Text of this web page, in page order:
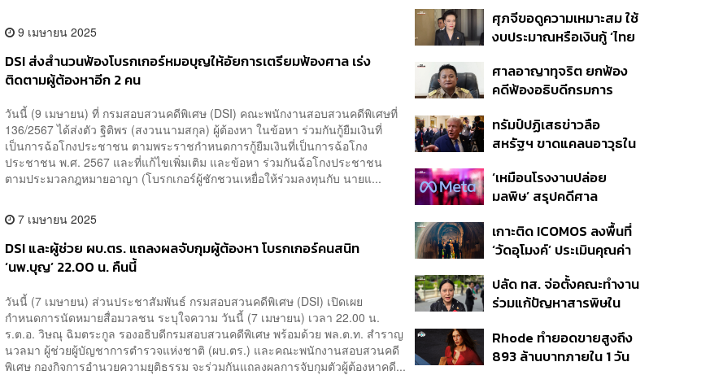
9 เมษายน 2025
DSI ส่งสำนวนฟ้องโบรกเกอร์หมอบุญให้อัยการเตรียมฟ้องศาล เร่ง
ติดตามผู้ต้องหาอีก 2 คน
วันนี้ (9 เมษายน) ที่ กรมสอบสวนคดีพิเศษ (DSI) คณะพนักงานสอบสวนคดีพิเศษที่
136/2567 ได้ส่งตัว ฐิติพร (สงวนนามสกุล) ผู้ต้องหา ในข้อหา ร่วมกันกู้ยืมเงินที่
เป็นการฉ้อโกงประชาชน ตามพระราชกำหนดการกู้ยืมเงินที่เป็นการฉ้อโกง
ประชาชน พ.ศ. 2567 และที่แก้ไขเพิ่มเติม และข้อหา ร่วมกันฉ้อโกงประชาชน
ตามประมวลกฎหมายอาญา (โบรกเกอร์ผู้ชักชวนเหยื่อให้ร่วมลงทุนกับ นายแ...
7 เมษายน 2025
DSI และผู้ช่วย ผบ.ตร. แถลงผลจับกุมผู้ต้องหา โบรกเกอร์คนสนิท
‘นพ.บุญ’ 22.00 น. คืนนี้
วันนี้ (7 เมษายน) ส่วนประชาสัมพันธ์ กรมสอบสวนคดีพิเศษ (DSI) เปิดเผย
กำหนดการนัดหมายสื่อมวลชน ระบุใจความ วันนี้ (7 เมษายน) เวลา 22.00 น.
ร.ต.อ. วิษณุ ฉิมตระกูล รองอธิบดีกรมสอบสวนคดีพิเศษ พร้อมด้วย พล.ต.ท. สำราญ
นวลมา ผู้ช่วยผู้บัญชาการตำรวจแห่งชาติ (ผบ.ตร.) และคณะพนักงานสอบสวนคดี
พิเศษ กองกิจการอำนวยความยุติธรรม จะร่วมกันแถลงผลการจับกุมตัวผู้ต้องหาคดี...
ศุภจีขอดูความเหมาะสม ใช้
งบประมาณหรือเงินกู้ ‘ไทย
‘ไทยช่วยไทยพลัส เฟส 2’
ไม่จำเป็นต้องออกพร้อมกัน
ศาลอาญาทุจริต ยกฟ้อง
คดีฟ้องอธิบดีกรมการ
จังหวัดภูเก็ต’ ชอบด้วยขั้น
ตอน
ทรัมป์ปฏิเสธข่าวลือ
สหรัฐฯ ขาดแคลนอาวุธใน
เผยกำลังล่าตัวคนปล่อย
ข่าว
‘เหมือนโรงงานปล่อย
มลพิษ’ สรุปคดีศาล
กระทบสุขภาพจิตเด็ก คุม
เข้ม AI Chatbot
เกาะติด ICOMOS ลงพื้นที่
‘วัดอุโมงค์’ ประเมินคุณค่า
มรดกโลกปี 2570
ปลัด ทส. จ่อตั้งคณะทำงาน
ร่วมแก้ปัญหาสารพิษใน
เมียนมา เล็งเริ่มถกนัดแรก
ส.ค.นี้
Rhode ทำยอดขายสูงถึง
893 ล้านบาทภายใน 1 วัน